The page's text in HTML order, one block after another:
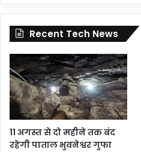
Recent Tech News
11 अगस्त से दो महीने तक बंद
रहेगी पाताल भुवनेश्वर गुफा